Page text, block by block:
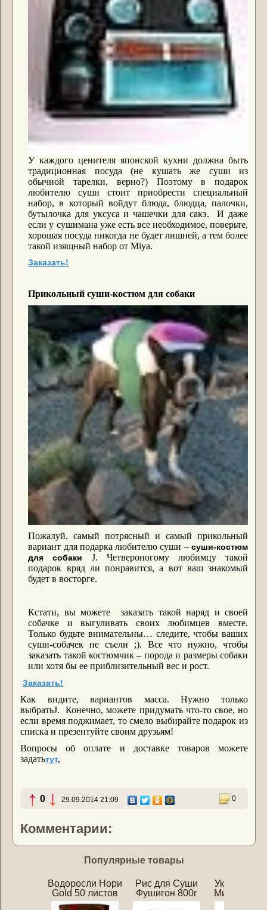
У каждого ценителя японской кухни должна быть
традиционная посуда (не кушать же суши из
обычной тарелки, верно?) Поэтому в подарок
любителю суши стоит приобрести специальный
набор, в который войдут блюда, блюдца, палочки,
бутылочка для уксуса и чашечки для сакэ. И даже
если у сушимана уже есть все необходимое, поверьте,
хорошая посуда никогда не будет лишней, а тем более
такой изящный набор отMiya.
Заказать!
Прикольный суши-костюм для собаки
Пожалуй, самый потрясный и самый прикольный
вариант для подарка любителю суши – суши-костюм
для собаки
J. Четвероногому любимцу такой
подарок вряд ли понравится, а вот ваш знакомый
будет в восторге.
Кстати, вы можете заказать такой наряд и своей
собачке и выгуливать своих любимцев вместе.
Только будьте внимательны… следите, чтобы ваших
суши-собачек не съели ;). Все что нужно, чтобы
заказать такой костюмчик – порода и размеры собаки
или хотя бы ее приблизительный вес и рост.
Заказать!
Как видите, вариантов масса. Нужно только
выбратьJ. Конечно, можете придумать что-то свое, но
если время поджимает, то смело выбирайте подарок из
списка и презентуйте своим друзьям!
Вопросы об оплате и доставке товаров можете
задатьтут.
0 29.09.2014 21:09 0
Комментарии:
Популярные товары
Водоросли Нори
Gold 50 листов
Рис для Суши
Фушигон 800г
Уксус для
Мицукан